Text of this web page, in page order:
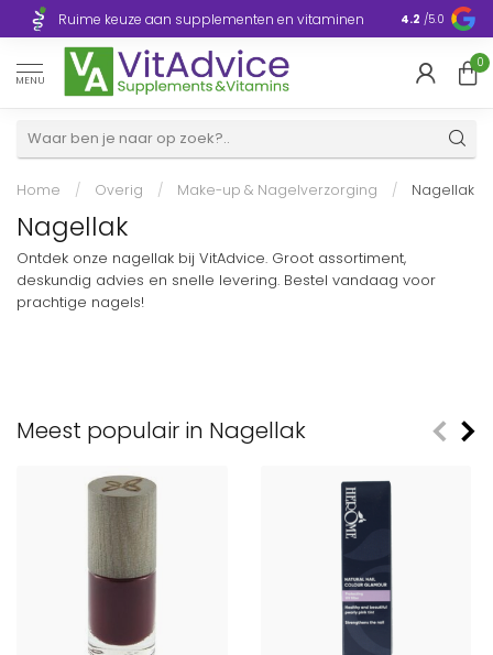
Ruime keuze aan supplementen en vitaminen Europa
4.2 /5.0
MENU
0
Home / Overig / Make-up & Nagelverzorging / Nagellak
Nagellak
Ontdek onze nagellak bij VitAdvice. Groot assortiment,
deskundig advies en snelle levering. Bestel vandaag voor
prachtige nagels!
Meest populair in Nagellak